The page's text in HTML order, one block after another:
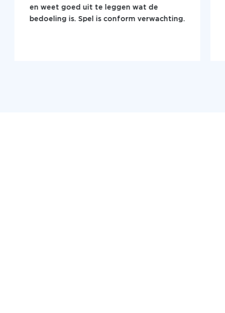
en weet goed uit te leggen wat de
bedoeling is. Spel is conform verwachting.